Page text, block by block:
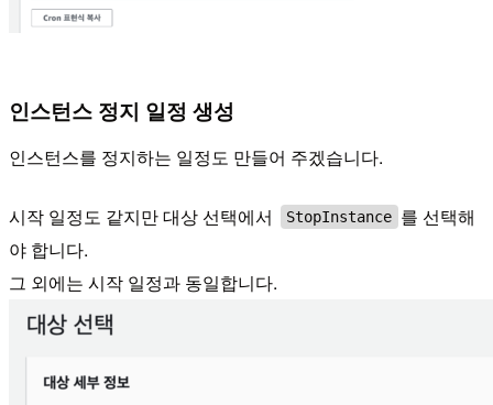
인스턴스 정지 일정 생성
인스턴스를 정지하는 일정도 만들어 주겠습니다.
시작 일정도 같지만 대상 선택에서 StopInstance 를 선택해
야 합니다.
그 외에는 시작 일정과 동일합니다.